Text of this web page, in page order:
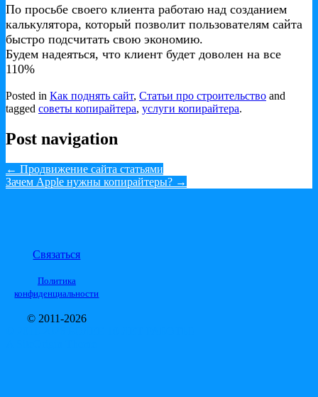
По просьбе своего клиента работаю над созданием
калькулятора, который позволит пользователям сайта
быстро подсчитать свою экономию.
Будем надеяться, что клиент будет доволен на все
110%
Posted in Как поднять сайт, Статьи про строительство and
tagged советы копирайтера, услуги копирайтера.
Post navigation
← Продвижение сайта статьями
Зачем Apple нужны копирайтеры? →
Связаться
Политика
конфиденциальности
© 2011-2026